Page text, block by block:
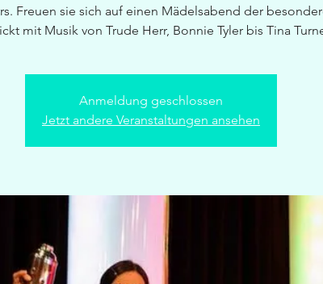
Freuen sie sich auf einen Mädelsabend der
mit Musik von Trude Herr, Bonnie Tyler bis Tina
Anmeldung geschlossen
Jetzt andere Veranstaltungen ansehen